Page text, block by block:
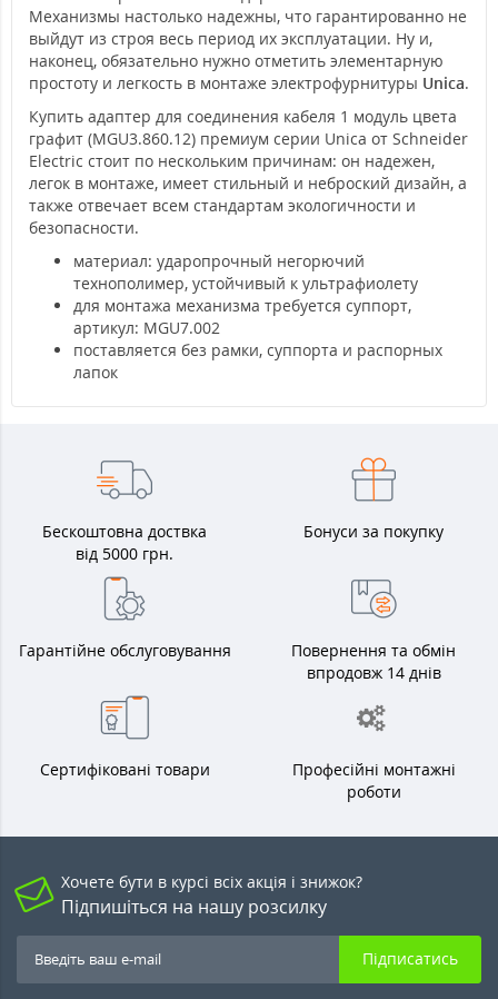
Механизмы настолько надежны, что гарантированно не
выйдут из строя весь период их эксплуатации. Ну и,
наконец, обязательно нужно отметить элементарную
простоту и легкость в монтаже электрофурнитуры Unica.
Купить адаптер для соединения кабеля 1 модуль цвета
графит (MGU3.860.12) премиум серии Unica от Schneider
Electric стоит по нескольким причинам: он надежен,
легок в монтаже, имеет стильный и неброский дизайн, а
также отвечает всем стандартам экологичности и
безопасности.
материал: ударопрочный негорючий
технополимер, устойчивый к ультрафиолету
для монтажа механизма требуется суппорт,
артикул: MGU7.002
поставляется без рамки, суппорта и распорных
лапок
Бескоштовна доствка
від 5000 грн.
Бонуси за покупку
Гарантійне обслуговування
Повернення та обмін
впродовж 14 днів
Сертифіковані товари
Професійні монтажні
роботи
Хочете бути в курсі всіх акція і знижок?
Підпишіться на нашу розсилку
Підписатись